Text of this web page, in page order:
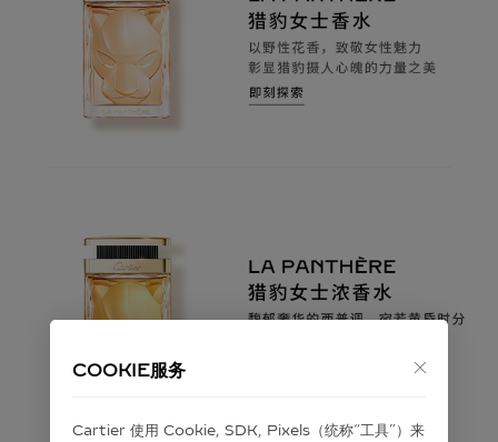
COOKIE服务
Cartier 使⽤ Cookie, SDK, Pixels（统称“⼯具”）来